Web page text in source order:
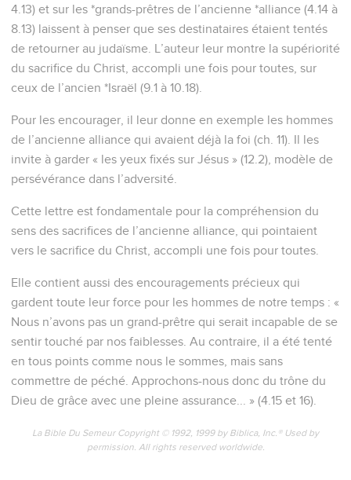
4.13) et sur les *grands-prêtres de l’ancienne *alliance (4.14 à
8.13) laissent à penser que ses destinataires étaient tentés
de retourner au judaïsme. L’auteur leur montre la supériorité
du sacrifice du Christ, accompli une fois pour toutes, sur
ceux de l’ancien *Israël (9.1 à 10.18).
Pour les encourager, il leur donne en exemple les hommes
de l’ancienne alliance qui avaient déjà la foi (ch. 11). Il les
invite à garder « les yeux fixés sur Jésus » (12.2), modèle de
persévérance dans l’adversité.
Cette lettre est fondamentale pour la compréhension du
sens des sacrifices de l’ancienne alliance, qui pointaient
vers le sacrifice du Christ, accompli une fois pour toutes.
Elle contient aussi des encouragements précieux qui
gardent toute leur force pour les hommes de notre temps : «
Nous n’avons pas un grand-prêtre qui serait incapable de se
sentir touché par nos faiblesses. Au contraire, il a été tenté
en tous points comme nous le sommes, mais sans
commettre de péché. Approchons-nous donc du trône du
Dieu de grâce avec une pleine assurance... » (4.15 et 16).
La Bible Du Semeur Copyright © 1992, 1999 by Biblica, Inc.® Used by
permission. All rights reserved worldwide.